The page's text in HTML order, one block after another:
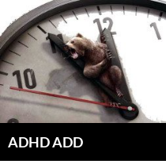
Hoppa
till
innehåll
ADHD ADD